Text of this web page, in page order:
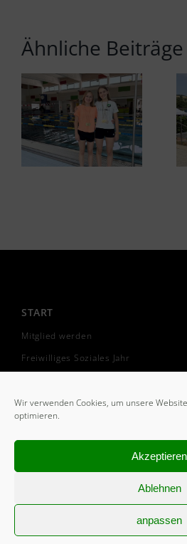
Wir verwenden Cookies, um unsere
optimieren.
Akzeptieren
Ablehnen
anpassen
Ähnliche Beiträge
START
Mitglied werden
Freiwilliges Soziales Jahr
VEREIN
Vereinssatzung